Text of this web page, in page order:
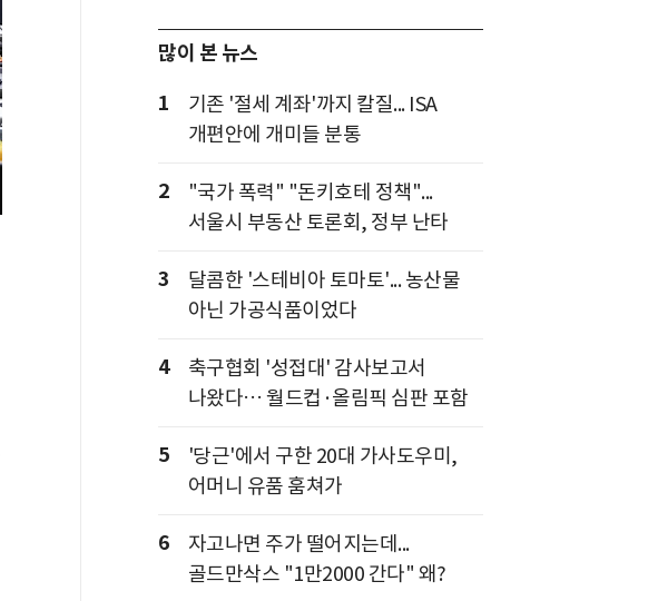
많이 본 뉴스
1
기존 '절세 계좌'까지 칼질... ISA
개편안에 개미들 분통
2
"국가 폭력" "돈키호테 정책"...
서울시 부동산 토론회, 정부 난타
3
달콤한 '스테비아 토마토'... 농산물
아닌 가공식품이었다
4
축구협회 '성접대' 감사보고서
나왔다… 월드컵·올림픽 심판 포함
5
'당근'에서 구한 20대 가사도우미,
어머니 유품 훔쳐가
6
자고나면 주가 떨어지는데...
골드만삭스 "1만2000 간다" 왜?